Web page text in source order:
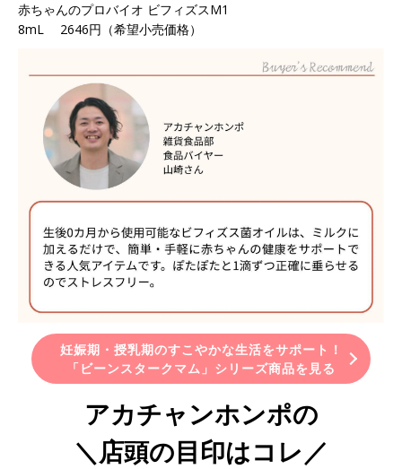
赤ちゃんのプロバイオ ビフィズスM1
8mL 2646円（希望小売価格）
妊娠期・授乳期のすこやかな生活をサポート！
「ビーンスタークマム」シリーズ商品を見る
アカチャンホンポの
＼店頭の目印はコレ／